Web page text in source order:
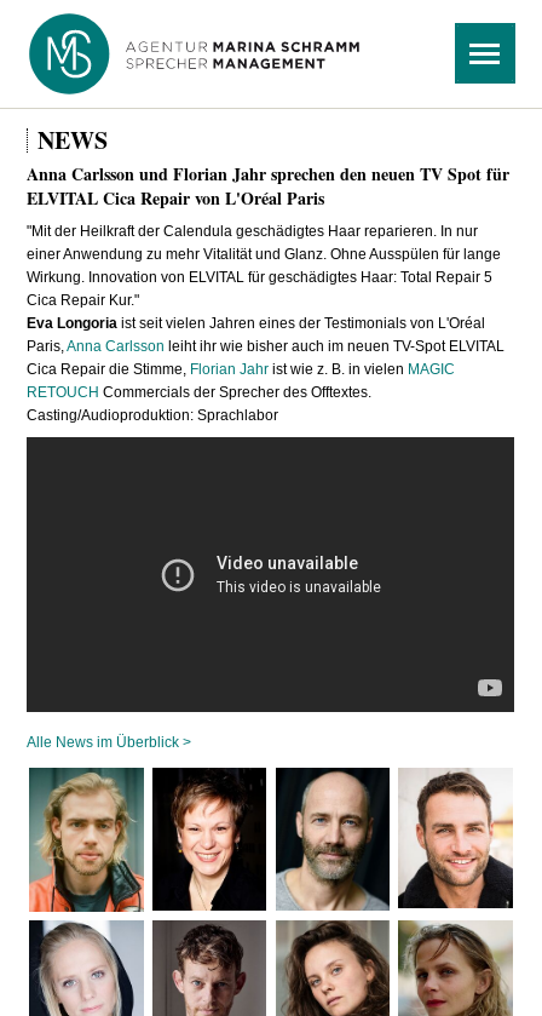
Navigation
überspringen
NEWS
Anna Carlsson und Florian Jahr sprechen den neuen TV Spot für
ELVITAL Cica Repair von L'Oréal Paris
"Mit der Heilkraft der Calendula geschädigtes Haar reparieren. In nur
einer Anwendung zu mehr Vitalität und Glanz. Ohne Ausspülen für lange
Wirkung. Innovation von ELVITAL für geschädigtes Haar: Total Repair 5
Cica Repair Kur."
Eva Longoria ist seit vielen Jahren eines der Testimonials von L'Oréal
Paris,Anna Carlsson leiht ihr wie bisher auch im neuen TV-Spot ELVITAL
Cica Repair die Stimme, Florian Jahr ist wie z. B. in vielen MAGIC
RETOUCH Commercials der Sprecher des Offtextes.
Casting/Audioproduktion: Sprachlabor
Alle News im Überblick >
Navigation
überspringen